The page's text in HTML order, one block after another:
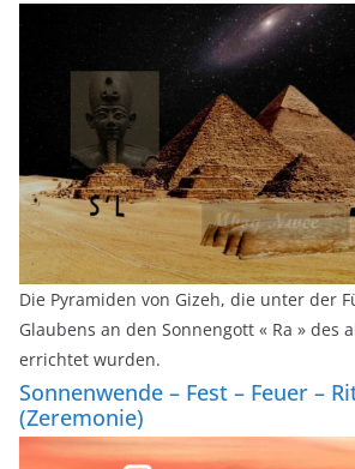
Die Pyramiden von Gizeh, die unter der
Glaubens an den Sonnengott « Ra » des
errichtet wurden.
Sonnenwende – Fest – Feuer –
(Zeremonie)